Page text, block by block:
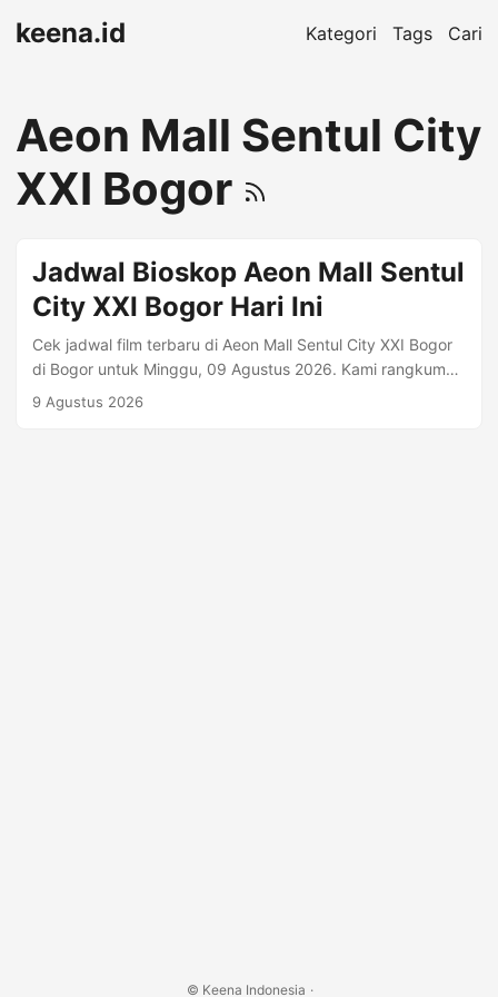
keena.id Kategori Tags Cari
Aeon Mall Sentul City
XXI Bogor
Jadwal Bioskop Aeon Mall Sentul
City XXI Bogor Hari Ini
Cek jadwal film terbaru di Aeon Mall Sentul City XXI Bogor
di Bogor untuk Minggu, 09 Agustus 2026. Kami rangkum
jam tayang per format (mis. Regular 2D, Premiere, IMAX)
9 Agustus 2026
© Keena Indonesia ·